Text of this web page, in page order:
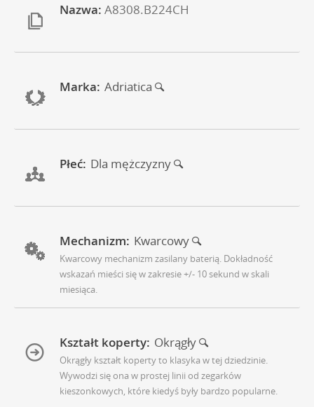
Nazwa: A8308.B224CH
Marka: Adriatica
Płeć: Dla mężczyzny
Mechanizm: Kwarcowy
Kwarcowy mechanizm zasilany baterią. Dokładność
wskazań mieści się w zakresie +/- 10 sekund w skali
miesiąca.
Kształt koperty: Okrągły
Okrągły kształt koperty to klasyka w tej dziedzinie.
Wywodzi się ona w prostej linii od zegarków
kieszonkowych, które kiedyś były bardzo popularne.